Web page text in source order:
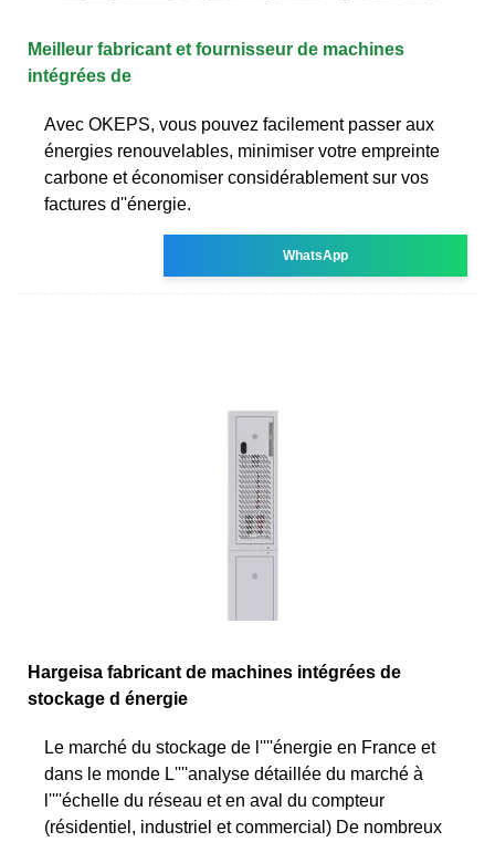
Meilleur fabricant et fournisseur de machines
intégrées de
Avec OKEPS, vous pouvez facilement passer aux
énergies renouvelables, minimiser votre empreinte
carbone et économiser considérablement sur vos
factures d''énergie.
WhatsApp
Hargeisa fabricant de machines intégrées de
stockage d énergie
Le marché du stockage de l''''énergie en France et
dans le monde L''''analyse détaillée du marché à
l''''échelle du réseau et en aval du compteur
(résidentiel, industriel et commercial) De nombreux